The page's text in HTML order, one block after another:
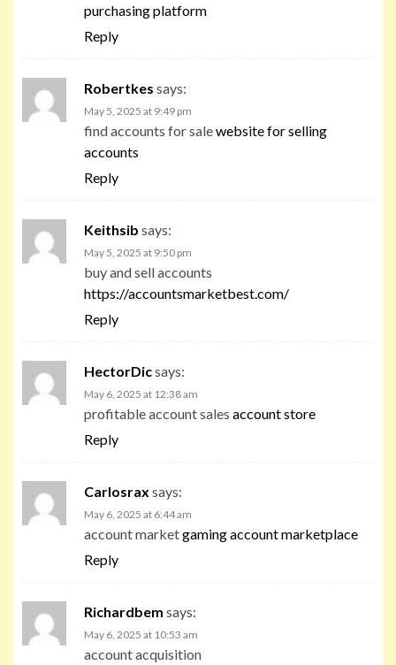
purchasing platform
Reply
Robertkes says:
May 5, 2025 at 9:49 pm
find accounts for salewebsite for selling
accounts
Reply
Keithsib says:
May 5, 2025 at 9:50 pm
buy and sell accounts
https://accountsmarketbest.com/
Reply
HectorDicsays:
May 6, 2025 at 12:38 am
profitable account sales account store
Reply
Carlosrax says:
May 6, 2025 at 6:44 am
account marketgaming account marketplace
Reply
Richardbem says:
May 6, 2025 at 10:53 am
account acquisition